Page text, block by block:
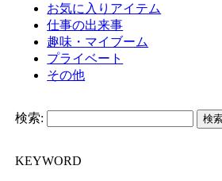
お気に入りアイテム
仕事の出来事
趣味・マイブーム
プライベート
その他
検索:
KEYWORD